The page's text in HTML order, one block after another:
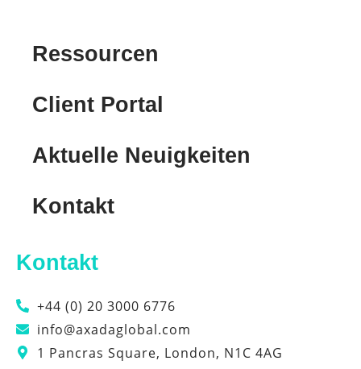
Ressourcen
Client Portal
Aktuelle Neuigkeiten
Kontakt
Kontakt
+44 (0) 20 3000 6776
info@axadaglobal.com
1 Pancras Square, London, N1C 4AG